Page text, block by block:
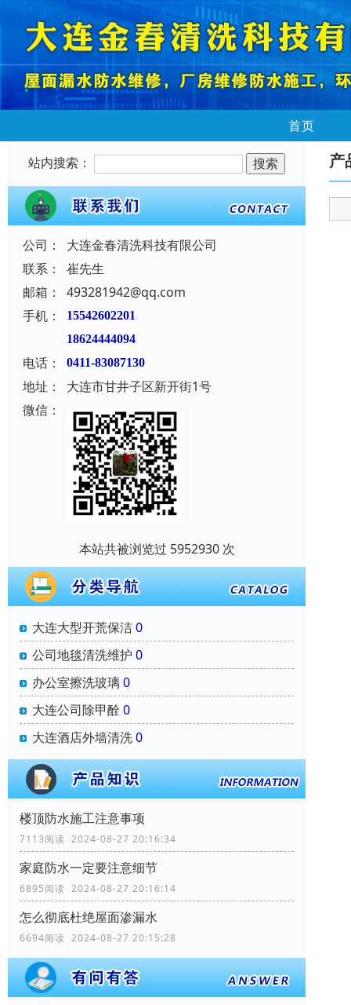
首页
站内搜索：
公司：
大连金春清洗科技有限公司
联系：
崔先生
邮箱：
493281942@qq.com
手机：
15542602201
18624444094
电话： 0411-83087130
地址：
大连市甘井子区新开街1号
微信：
本站共被浏览过 5952930 次
大连大型开荒保洁0
公司地毯清洗维护 0
办公室擦洗玻璃0
大连公司除甲酫 0
大连酒店外墙清洗0
楼顶防水施工注意事项
7113阅读 2024-08-27 20:16:34
家庭防水一定要注意细节
6895阅读 2024-08-27 20:16:14
怎么彻底杜绝屋面渗漏水
6694阅读 2024-08-27 20:15:28
产